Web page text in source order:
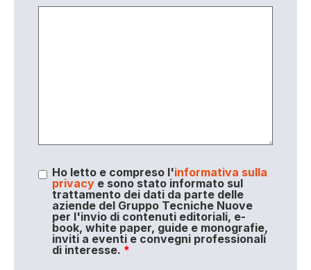
Ho letto e compreso l'informativa sulla
privacye sono stato informato sul
trattamento dei dati da parte delle
aziende del Gruppo Tecniche Nuove
per l'invio di contenuti editoriali, e-
book, white paper, guide e monografie,
inviti a eventi e convegni professionali
di interesse. *